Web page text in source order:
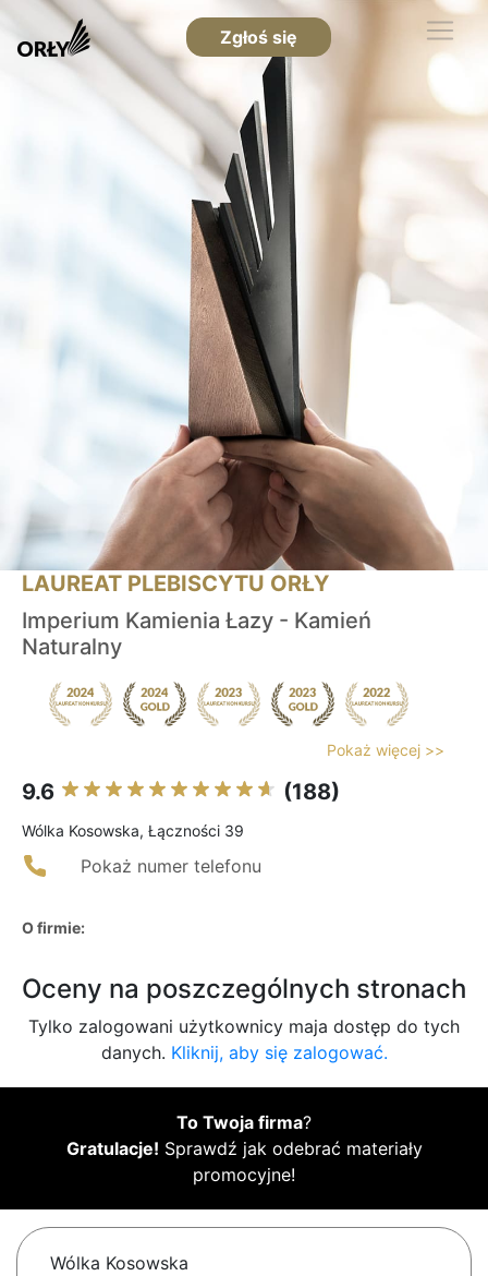
Zgłoś się
LAUREAT PLEBISCYTU ORŁY
Imperium Kamienia Łazy - Kamień
Naturalny
Pokaż więcej >>
9.6 (188)
Wólka Kosowska, Łączności 39
Pokaż numer telefonu
O firmie:
Oceny na poszczególnych stronach
Tylko zalogowani użytkownicy maja dostęp do tych
danych. Kliknij, aby się zalogować.
To Twoja firma?
Gratulacje! Sprawdź jak odebrać materiały
promocyjne!
Wólka Kosowska